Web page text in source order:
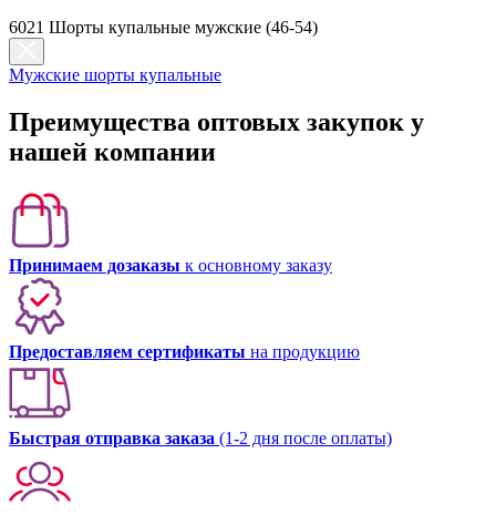
6021 Шорты купальные мужские (46-54)
Мужские шорты купальные
Преимущества оптовых закупок у
нашей компании
Принимаем дозаказы к основному заказу
Предоставляем сертификаты на продукцию
Быстрая отправка заказа (1-2 дня после оплаты)